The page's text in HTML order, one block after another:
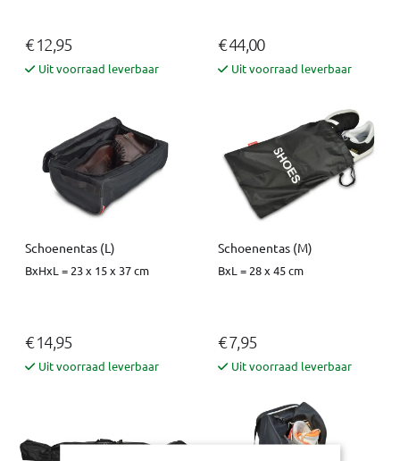
€ 12,95
Uit voorraad leverbaar
€ 44,00
Uit voorraad leverbaar
Schoenentas (L)
BxHxL = 23 x 15 x 37 cm
€ 14,95
Uit voorraad leverbaar
Schoenentas (M)
BxL = 28 x 45 cm
€ 7,95
Uit voorraad leverbaar